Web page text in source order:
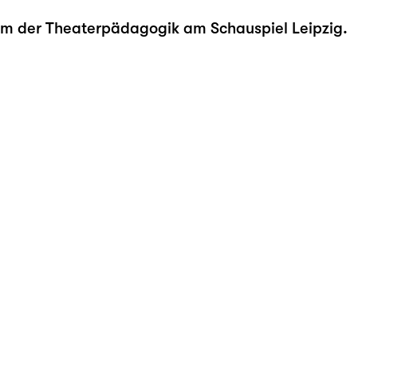
der Theaterpädagogik am Schauspiel Leipzig.